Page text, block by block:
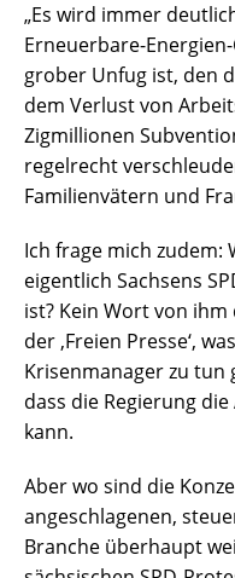
„Es wird immer
Erneuerbare-
grober Unfug ist, den
dem Verlust von
Zigmillionen
regelrecht
Familienvätern und
Ich frage mich zudem:
eigentlich Sachsens
ist? Kein Wort von
der ‚Freien Presse‘,
Krisenmanager zu
dass die Regierung
kann.
Aber wo sind die
angeschlagenen,
Branche überhaupt